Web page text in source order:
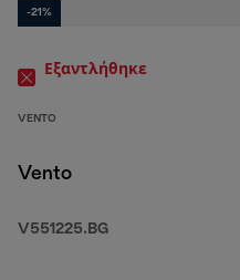
-21%
Εξαντλήθηκε
VENTO
Vento
V551225.BG